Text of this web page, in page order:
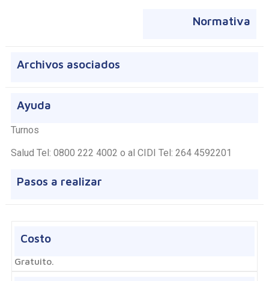
Normativa
Archivos asociados
Ayuda
Turnos
Salud Tel: 0800 222 4002 o al CIDI Tel: 264 4592201
Pasos a realizar
Costo
Gratuito.